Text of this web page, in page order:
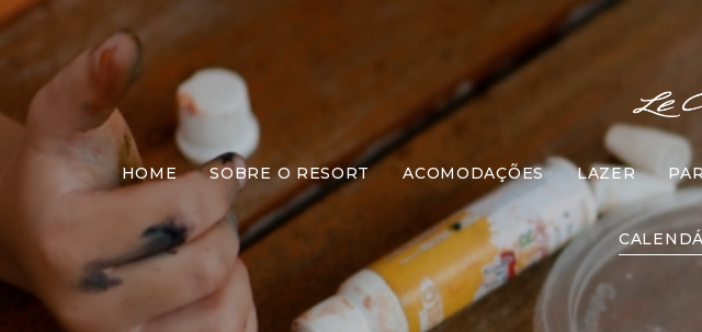
HOME SOBRE O RESORT ACOMODAÇÕES LAZER